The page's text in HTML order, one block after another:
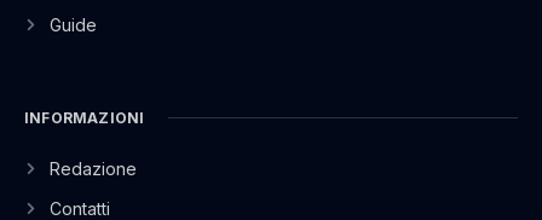
Guide
INFORMAZIONI
Redazione
Contatti